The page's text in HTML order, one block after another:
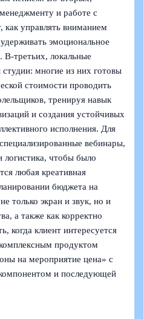
и работе с
как управлять вниманием
эмоциональное
В‑третьих, локальные
многие из них готовы
стоимости проводить
тренируя навык
и создания устойчивых
исполнения. Для
вебинары,
логистика, чтобы было
любая креативная
бюджета на
только экран и звук, но и
а также как корректно
когда клиент интересуется
продуктом
на мероприятие цена» с
и последующей